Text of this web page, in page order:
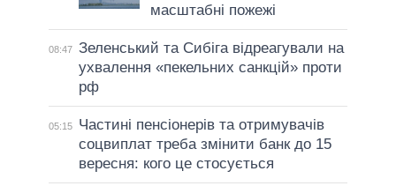
масштабні пожежі
08:47 Зеленський та Сибіга відреагували на
ухвалення «пекельних санкцій» проти
рф
05:15
Частині пенсіонерів та отримувачів
соцвиплат треба змінити банк до 15
вересня: кого це стосується